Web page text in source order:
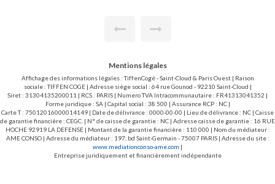
Honoraires charges locataires loi 89 : 968,32 euros TTC dont
Mentions légales
Affichage des informations légales : TiffenCogé - Saint-Cloud & Paris Ouest | Raison
sociale : TIFFEN COGE | Adresse siège social : 64 rue Gounod - 92210 Saint-Cloud |
Siret : 31304135200011 | RCS : PARIS | Numero TVA Intracommunautaire : FR41313041352 |
Forme juridique : SA | Capital social : 38 500 | Assurance RCP : NC |
Carte T : 75012016000014149 | Date de délivrance : 0000-00-00 | Lieu de délivrance : NC | Caisse
de garantie financière : CEGC. | N° de caisse de garantie : NC | Adresse caisse de garantie : 16 RUE
HOCHE 92919 LA DEFENSE | Montant de la garantie financière : 110 000 | Nom du médiateur :
AME CONSO | Adresse du médiateur : 197, bd Saint-Germain - 75007 PARIS | Adresse du site :
www.mediationconso-ame.com |
Entreprise juridiquement et financièrement indépendante